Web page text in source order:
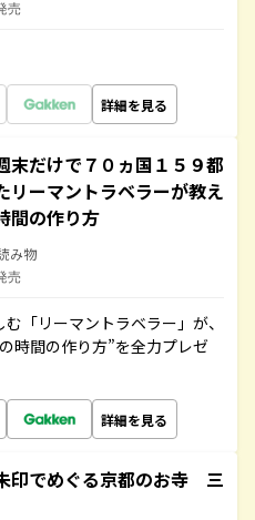
売
詳細を見る
だけで７０ヵ国１５９都
リーマントラベラーが教え
間の作り方
み物
売
「リーマントラベラー」が、
時間の作り方”を全力プレゼ
詳細を見る
印でめぐる京都のお寺 三